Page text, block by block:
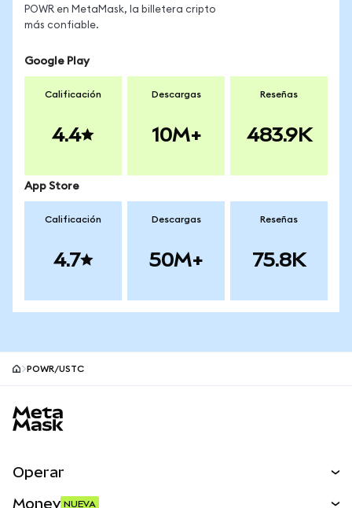
POWR en MetaMask, la billetera cripto
más confiable.
Google Play
Calificación
4.4
Descargas
10M+
Reseñas
483.9K
App Store
Calificación
4.7
Descargas
50M+
Reseñas
75.8K
POWR/USTC
Operar
Money NUEVA